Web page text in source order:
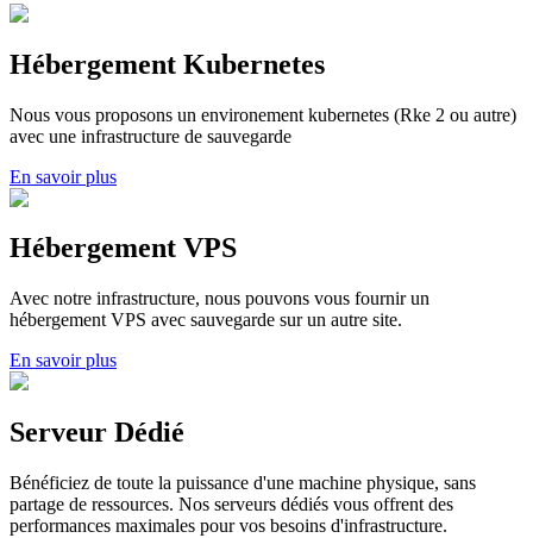
Hébergement Kubernetes
Nous vous proposons un environement kubernetes (Rke 2 ou autre)
avec une infrastructure de sauvegarde
En savoir plus
Hébergement VPS
Avec notre infrastructure, nous pouvons vous fournir un
hébergement VPS avec sauvegarde sur un autre site.
En savoir plus
Serveur Dédié
Bénéficiez de toute la puissance d'une machine physique, sans
partage de ressources. Nos serveurs dédiés vous offrent des
performances maximales pour vos besoins d'infrastructure.